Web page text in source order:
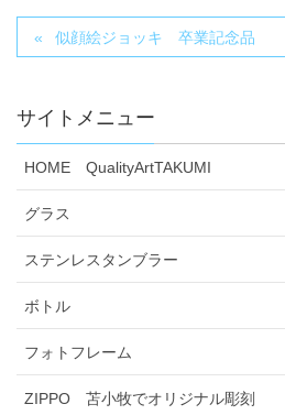
似顔絵ジョッキ 卒業記念品
サイトメニュー
HOME QualityArtTAKUMI
グラス
ステンレスタンブラー
ボトル
フォトフレーム
ZIPPO 苫小牧でオリジナル彫刻